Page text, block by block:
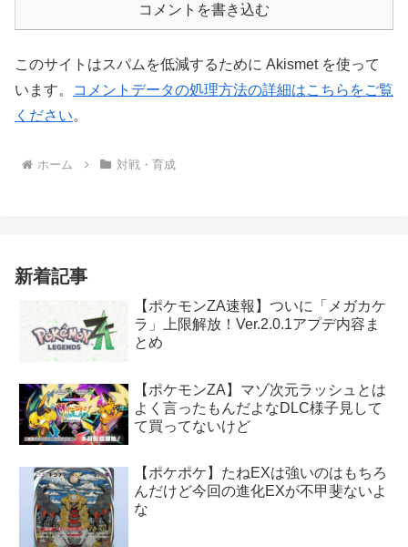
コメントを書き込む
このサイトはスパムを低減するために Akismet を使って
います。
コメントデータの処理方法の詳細はこちらをご覧
ください。
ホーム 対戦・育成
新着記事
【ポケモンZA速報】ついに「メガカケ
ラ」上限解放！Ver.2.0.1アプデ内容ま
とめ
【ポケモンZA】マゾ次元ラッシュとは
よく言ったもんだよなDLC様子見して
て買ってないけど
【ポケポケ】たねEXは強いのはもちろ
んだけど今回の進化EXが不甲斐ないよ
な